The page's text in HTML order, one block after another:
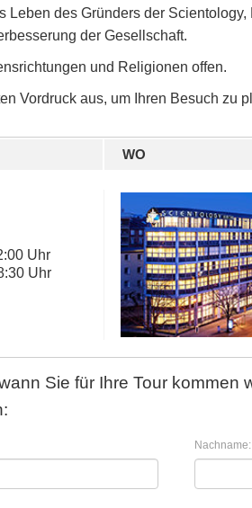
– Was ist Größe?
Leben des Gründers der
der Gesellschaft.
und Religionen offen.
Vordruck aus, um Ihren Besuch zu
WO
Uhr
Uhr
Sie für Ihre Tour kommen
Nachname: